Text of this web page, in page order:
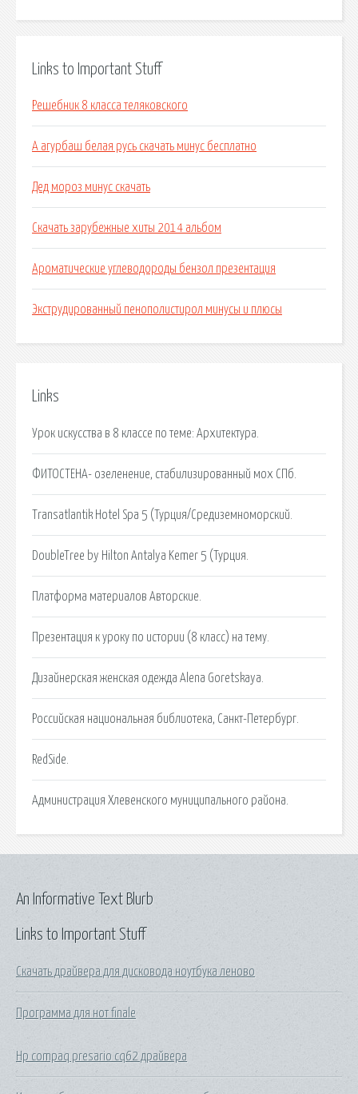
Links to Important Stuff
Решебник 8 класса теляковского
А агурбаш белая русь скачать минус бесплатно
Дед мороз минус скачать
Скачать зарубежные хиты 2014 альбом
Ароматические углеводороды бензол презентация
Экструдированный пенополистирол минусы и плюсы
Links
Урок искусства в 8 классе по теме: Архитектура.
ФИТОСТЕНА- озеленение, стабилизированный мох СПб.
Transatlantik Hotel Spa 5 (Турция/Средиземноморский.
DoubleTree by Hilton Antalya Kemer 5 (Турция.
Платформа материалов Авторские.
Презентация к уроку по истории (8 класс) на тему.
Дизайнерская женская одежда Alena Goretskaya.
Российская национальная библиотека, Санкт-Петербург.
RedSide.
Администрация Хлевенского муниципального района.
Links to Important Stuff
Скачать драйвера для дисковода ноутбука леново
Программа для нот finale
Hp compaq presario cq62 драйвера
An Informative Text Blurb